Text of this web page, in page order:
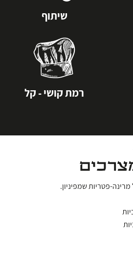
רמת קושי - קל
שיתוף